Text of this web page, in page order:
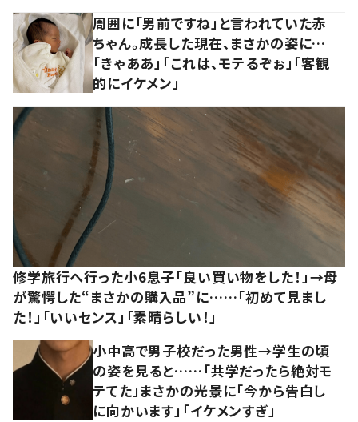
周囲に「男前ですね」と言われていた赤
ちゃん。成長した現在、まさかの姿に…
「きゃああ」「これは、モテるぞぉ」「客観
的にイケメン」
修学旅行へ行った小6息子「良い買い物をした！」→母
が驚愕した“まさかの購入品”に……「初めて見まし
た！」「いいセンス」「素晴らしい！」
小中高で男子校だった男性→学生の頃
の姿を見ると……「共学だったら絶対モ
テてた」まさかの光景に「今から告白し
に向かいます」「イケメンすぎ」